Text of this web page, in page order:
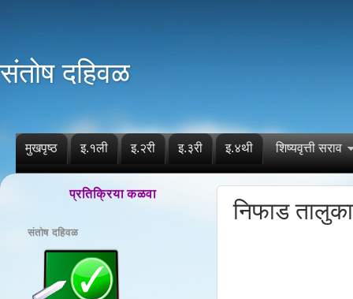
संतोष दहिवळ
मुखपृष्ठ इ.१ली इ.२री इ.३री इ.४थी शिष्यवृत्ती सराव
निफाड
प्रतिक्रिया कळवा
संतोष दहिवळ